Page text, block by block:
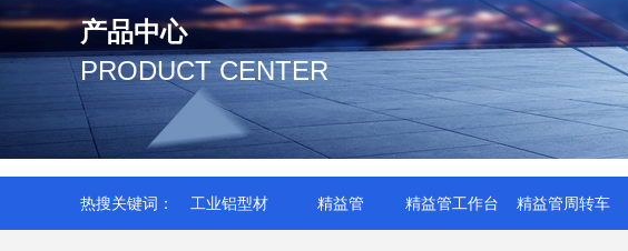
产品中心
PRODUCT CENTER
热搜关键词： 工业铝型材 精益管 精益管工作台 精益管周转车